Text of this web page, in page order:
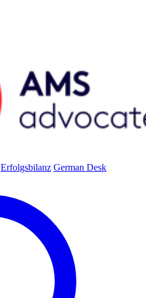
Erfolgsbilanz German Desk